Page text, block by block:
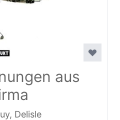
aus
Delisle